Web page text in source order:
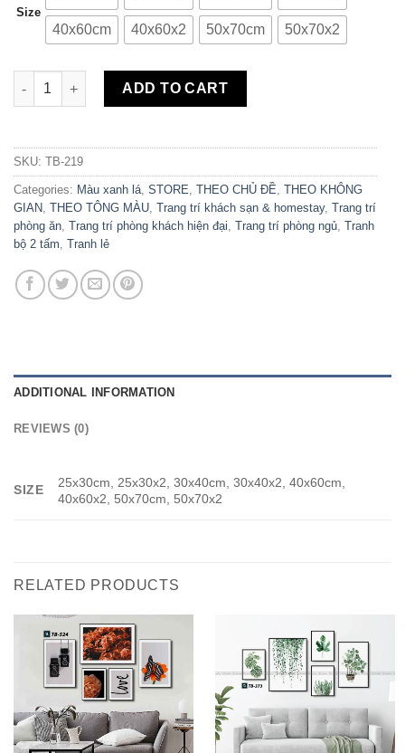
Size
40x60cm 40x60x2 50x70cm 50x70x2
Bộ 2 Tranh Canvas Avocado & You TB-219 quantity
ADD TO CART
SKU: TB-219
Categories: Màu xanh lá, STORE, THEO CHỦ ĐỀ, THEO KHÔNG
GIAN, THEO TÔNG MÀU, Trang trí khách sạn & homestay, Trang trí
phòng ăn, Trang trí phòng khách hiện đại, Trang trí phòng ngủ, Tranh
bộ 2 tấm, Tranh lẻ
ADDITIONAL INFORMATION
REVIEWS (0)
SIZE
25x30cm, 25x30x2, 30x40cm, 30x40x2, 40x60cm,
40x60x2, 50x70cm, 50x70x2
RELATED PRODUCTS